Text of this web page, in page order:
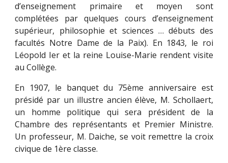
d’enseignement primaire et moyen sont
complétées par quelques cours d’enseignement
supérieur, philosophie et sciences … débuts des
facultés Notre Dame de la Paix). En 1843, le roi
Léopold Ier et la reine Louise-Marie rendent visite
au Collège.
En 1907, le banquet du 75ème anniversaire est
présidé par un illustre ancien élève, M. Schollaert,
un homme politique qui sera président de la
Chambre des représentants et Premier Ministre.
Un professeur, M. Daiche, se voit remettre la croix
civique de 1ère classe.